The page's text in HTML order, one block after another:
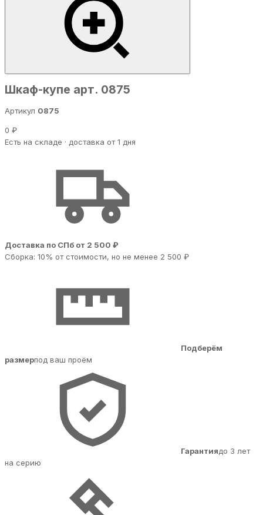
Шкаф-купе арт. 0875
Артикул 0875
0 ₽
Есть на складе · доставка от 1 дня
Доставка по СПб от 2 500 ₽
Сборка: 10% от стоимости, но не менее 2 500 ₽
Подберём
размерпод ваш проём
Гарантиядо 3 лет
на серию